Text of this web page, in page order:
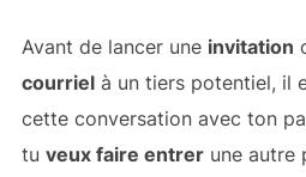
Avant de lancer une invitation
courrielà un tiers potentiel, il
cette conversation avec ton
tu veux faire entrerune autre